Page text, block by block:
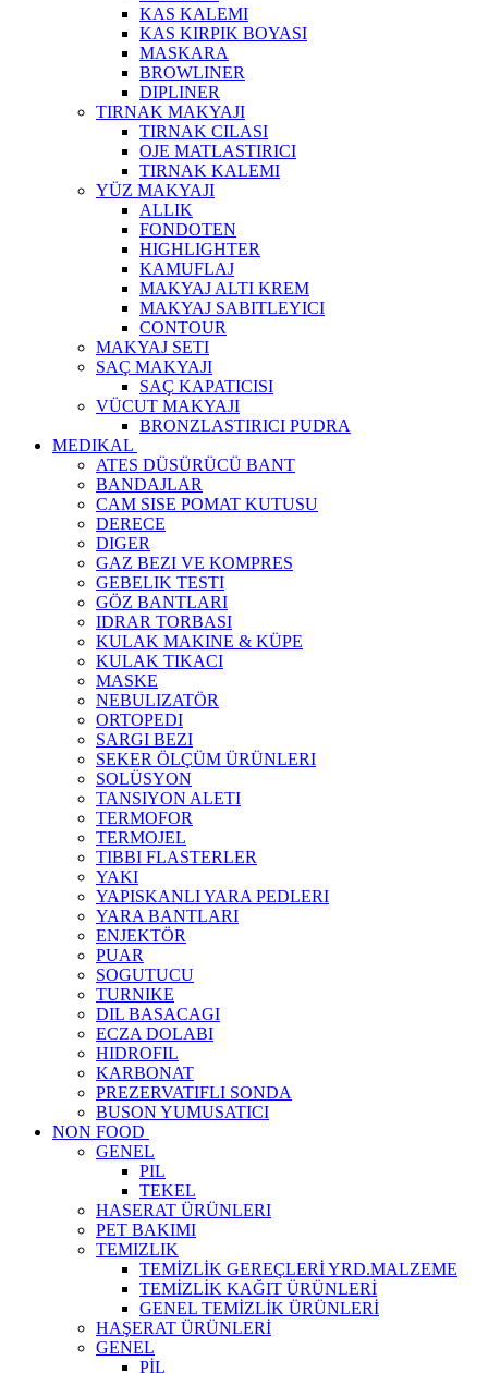
KAS KALEMI
KAS KIRPIK BOYASI
MASKARA
BROWLINER
DIPLINER
TIRNAK MAKYAJI
TIRNAK CILASI
OJE MATLASTIRICI
TIRNAK KALEMI
YÜZ MAKYAJI
ALLIK
FONDOTEN
HIGHLIGHTER
KAMUFLAJ
MAKYAJ ALTI KREM
MAKYAJ SABITLEYICI
CONTOUR
MAKYAJ SETI
SAÇ MAKYAJI
SAÇ KAPATICISI
VÜCUT MAKYAJI
BRONZLASTIRICI PUDRA
MEDIKAL
ATES DÜSÜRÜCÜ BANT
BANDAJLAR
CAM SISE POMAT KUTUSU
DERECE
DIGER
GAZ BEZI VE KOMPRES
GEBELIK TESTI
GÖZ BANTLARI
IDRAR TORBASI
KULAK MAKINE & KÜPE
KULAK TIKACI
MASKE
NEBULIZATÖR
ORTOPEDI
SARGI BEZI
SEKER ÖLÇÜM ÜRÜNLERI
SOLÜSYON
TANSIYON ALETI
TERMOFOR
TERMOJEL
TIBBI FLASTERLER
YAKI
YAPISKANLI YARA PEDLERI
YARA BANTLARI
ENJEKTÖR
PUAR
SOGUTUCU
TURNIKE
DIL BASACAGI
ECZA DOLABI
HIDROFIL
KARBONAT
PREZERVATIFLI SONDA
BUSON YUMUSATICI
NON FOOD
GENEL
PIL
TEKEL
HASERAT ÜRÜNLERI
PET BAKIMI
TEMIZLIK
TEMİZLİK GEREÇLERİ YRD.MALZEME
TEMİZLİK KAĞIT ÜRÜNLERİ
GENEL TEMİZLİK ÜRÜNLERİ
HAŞERAT ÜRÜNLERİ
GENEL
PİL